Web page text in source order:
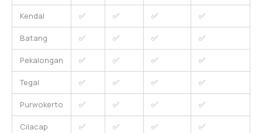
Kendal ✅ ✅ ✅ ✅
Batang ✅ ✅ ✅ ✅
Pekalongan ✅ ✅ ✅ ✅
Tegal ✅ ✅ ✅ ✅
Purwokerto ✅ ✅ ✅ ✅
Cilacap ✅ ✅ ✅ ✅